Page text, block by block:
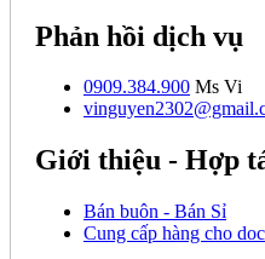
Phản hồi dịch vụ
0909.384.900 Ms Vi
Giới thiệu - Hợp
Bán buôn - Bán Sỉ
Cung cấp hàng cho